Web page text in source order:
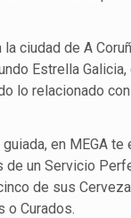
ciudad de A
Estrella
lo relacionado
en MEGA te
de un Servicio
de sus
o Curados.